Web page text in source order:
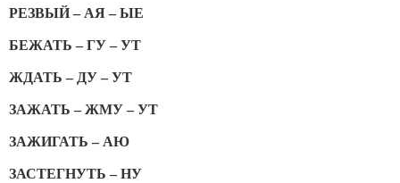
РЕЗВЫЙ – АЯ – ЫЕ
БЕЖАТЬ – ГУ – УТ
ЖДАТЬ – ДУ – УТ
ЗАЖАТЬ – ЖМУ – УТ
ЗАЖИГАТЬ – АЮ
ЗАСТЕГНУТЬ – НУ